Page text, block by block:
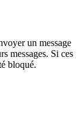
un message
messages. Si ces
bloqué.